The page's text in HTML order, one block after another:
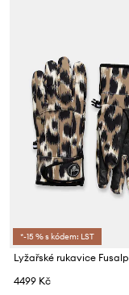
*-15 % s kódem: LST
Lyžařské rukavice Fusalp
4499 Kč